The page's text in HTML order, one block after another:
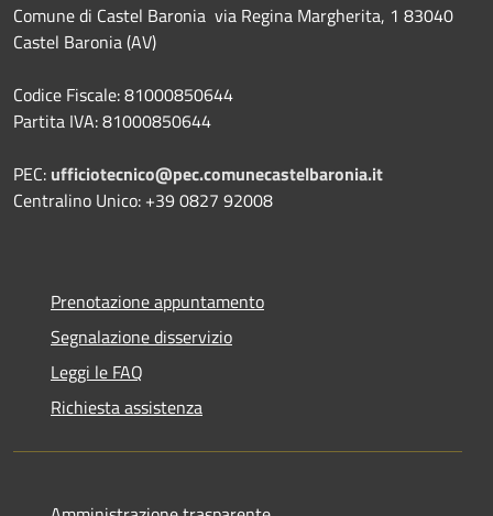
Comune di Castel Baronia via Regina Margherita, 1 83040
Castel Baronia (AV)
Codice Fiscale: 81000850644
Partita IVA: 81000850644
PEC: ufficiotecnico@pec.comunecastelbaronia.it
Centralino Unico: +39 0827 92008
Prenotazione appuntamento
Segnalazione disservizio
Leggi le FAQ
Richiesta assistenza